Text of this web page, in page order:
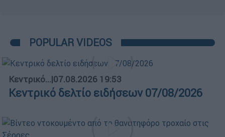
POPULAR VIDEOS
Κεντρικό...|07.08.2026 19:53
Κεντρικό δελτίο ειδήσεων 07/08/2026